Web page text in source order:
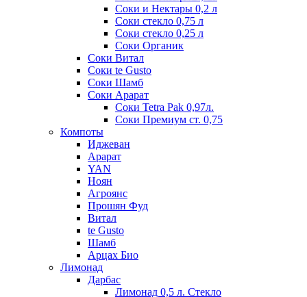
Соки и Нектары 0,2 л
Соки стекло 0,75 л
Соки стекло 0,25 л
Соки Органик
Соки Витал
Соки te Gusto
Соки Шамб
Соки Арарат
Соки Tetra Pak 0,97л.
Соки Премиум ст. 0,75
Компоты
Иджеван
Арарат
YAN
Ноян
Агроянс
Прошян Фуд
Витал
te Gusto
Шамб
Арцах Био
Лимонад
Дарбас
Лимонад 0,5 л. Стекло